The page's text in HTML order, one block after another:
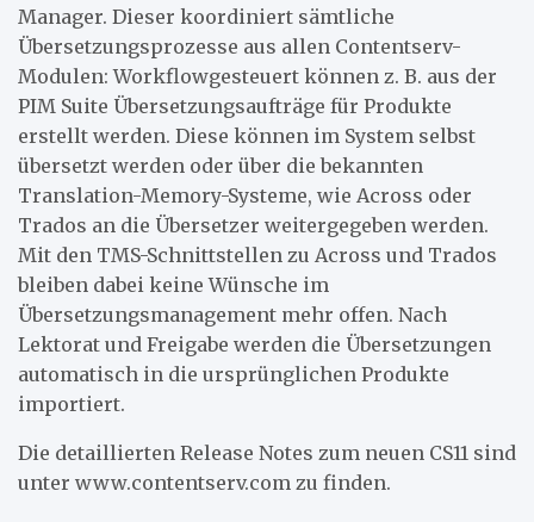
Manager. Dieser koordiniert sämtliche
Übersetzungsprozesse aus allen Contentserv-
Modulen: Workflowgesteuert können z. B. aus der
PIM Suite Übersetzungsaufträge für Produkte
erstellt werden. Diese können im System selbst
übersetzt werden oder über die bekannten
Translation-Memory-Systeme, wie Across oder
Trados an die Übersetzer weitergegeben werden.
Mit den TMS-Schnittstellen zu Across und Trados
bleiben dabei keine Wünsche im
Übersetzungsmanagement mehr offen. Nach
Lektorat und Freigabe werden die Übersetzungen
automatisch in die ursprünglichen Produkte
importiert.
Die detaillierten Release Notes zum neuen CS11 sind
unter www.contentserv.com zu finden.